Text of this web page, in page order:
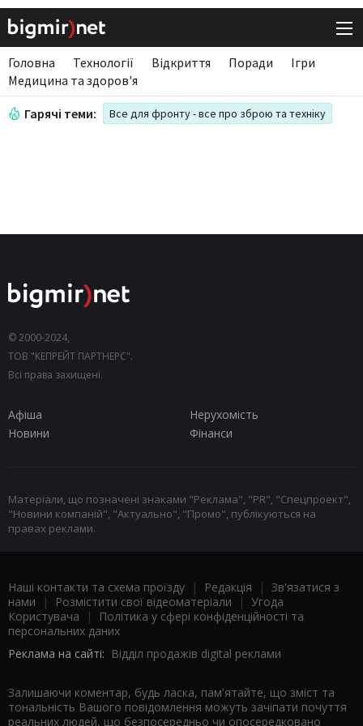
Головна Технології Відкриття Поради
Ігри
Медицина та здоров'я
Гарячі теми: Все для фронту - все про зброю та техніку
© 2000-2024,
ТОВ "КЕПРЕЙТ ПАРТНЕРС".
Всі права захищені.
Афіша
Нерухомість
Новини
Фінанси
Матеріали, що позначені знаками "Реклама", "PR", "Спецпроект",
"Новини компаній", "Актуально", "Промо", публікуються на
правах реклами.
Наші контакти та схема проїзду | Редакція | Зв'язатися з
нами | Розмістити свої відеоматеріали | Угода
Користувача |
Політика у сфері конфіденційності та
персональних даних
Реклама на сайті: Відділ продажів digital реклами
Залишаючи коментар, будь ласка, пам'ятайте, що зміст та
тональність Вашого повідомлення можуть зачіпати почуття
реальних людей, що безпосередньо чи опосередковано